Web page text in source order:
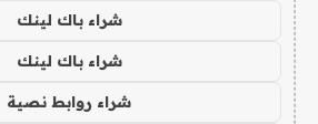
شراء باك لينك
شراء باك لينك
شراء روابط نصية